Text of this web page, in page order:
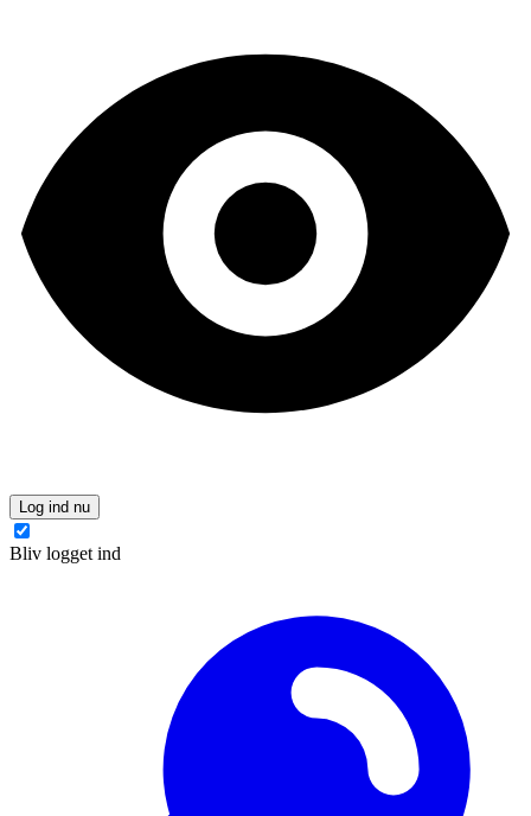
Log ind nu
Bliv logget ind